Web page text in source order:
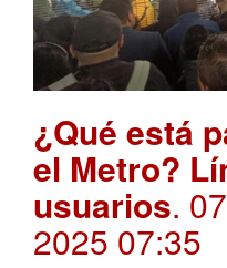
¿Qué está
el Metro?
usuarios.
2025 07:35